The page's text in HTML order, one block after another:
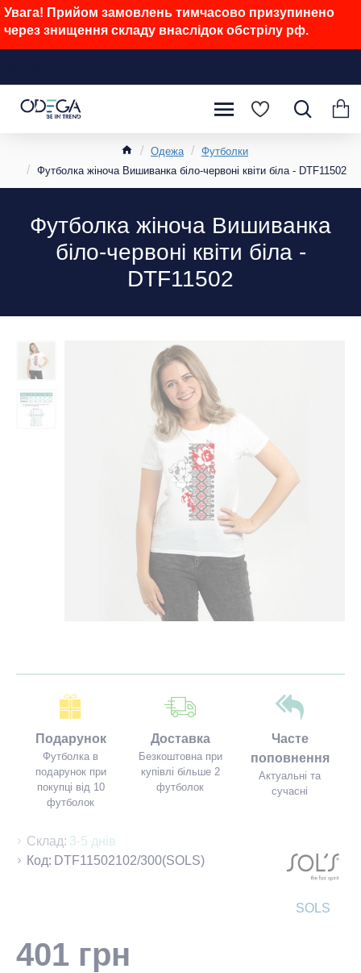
Увага! Прийом замовлень тимчасово призупинено
через знищення складу внаслідок обстрілу рф.
Одежа
Футболки
Футболка жіноча Вишиванка біло-червоні квіти біла - DTF11502
Футболка жіноча Вишиванка
біло-червоні квіти біла -
DTF11502
Подарунок
Футболка в
подарунок при
покупці від 10
футболок
Доставка
Безкоштовна при
купівлі більше 2
футболок
Часте
поповнення
Актуальні та
сучасні
Склад: 3-5 днів
Код: DTF11502102/300(SOLS)
SOLS
401 грн